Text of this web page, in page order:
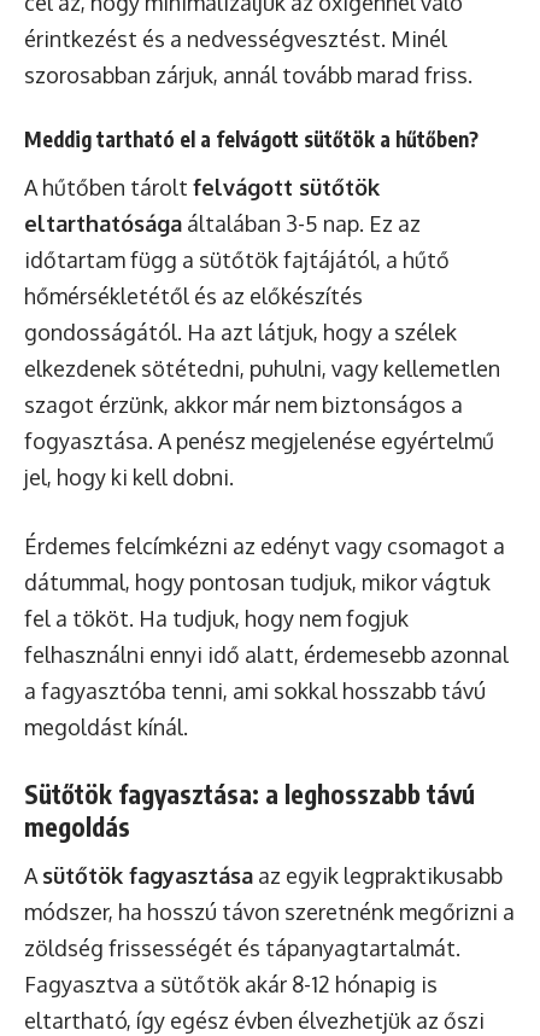
érintkezést és a nedvességvesztést. Minél
szorosabban zárjuk, annál tovább marad friss.
Meddig tartható el a felvágott sütőtök a hűtőben?
A hűtőben tárolt felvágott sütőtök
eltarthatósága általában 3-5 nap. Ez az
időtartam függ a sütőtök fajtájától, a hűtő
hőmérsékletétől és az előkészítés
gondosságától. Ha azt látjuk, hogy a szélek
elkezdenek sötétedni, puhulni, vagy kellemetlen
szagot érzünk, akkor már nem biztonságos a
fogyasztása. A penész megjelenése egyértelmű
jel, hogy ki kell dobni.
Érdemes felcímkézni az edényt vagy csomagot a
dátummal, hogy pontosan tudjuk, mikor vágtuk
fel a tököt. Ha tudjuk, hogy nem fogjuk
felhasználni ennyi idő alatt, érdemesebb azonnal
a fagyasztóba tenni, ami sokkal hosszabb távú
megoldást kínál.
Sütőtök fagyasztása: a leghosszabb távú
megoldás
A sütőtök fagyasztása az egyik legpraktikusabb
módszer, ha hosszú távon szeretnénk megőrizni a
zöldség frissességét és tápanyagtartalmát.
Fagyasztva a sütőtök akár 8-12 hónapig is
eltartható, így egész évben élvezhetjük az őszi